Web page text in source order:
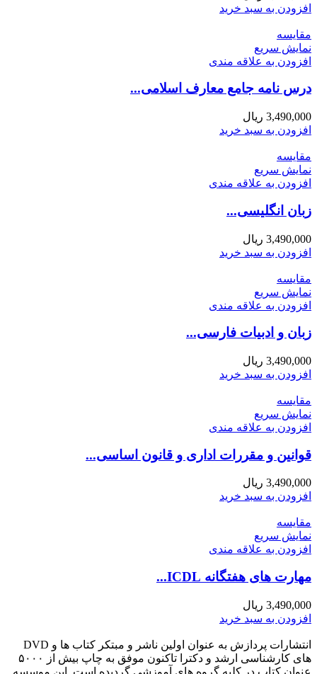
افزودن به سبد خرید
مقايسه
نمایش سریع
افزودن به علاقه مندی
درس نامه جامع معارف اسلامی...
3,490,000 ریال
افزودن به سبد خرید
مقايسه
نمایش سریع
افزودن به علاقه مندی
زبان انگلیسی...
3,490,000 ریال
افزودن به سبد خرید
مقايسه
نمایش سریع
افزودن به علاقه مندی
زبان و ادبیات فارسی...
3,490,000 ریال
افزودن به سبد خرید
مقايسه
نمایش سریع
افزودن به علاقه مندی
قوانین و مقررات اداری و قانون اساسی...
3,490,000 ریال
افزودن به سبد خرید
مقايسه
نمایش سریع
افزودن به علاقه مندی
مهارت های هفتگانه ICDL...
3,490,000 ریال
افزودن به سبد خرید
انتشارات پردازش به عنوان اولین ناشر و مبتکر کتاب ها و DVD
های کارشناسی ارشد و دکترا تاکنون موفق به چاپ بیش از ۵۰۰۰
عنوان کتاب در کلیه گروه های آموزشی گردیده است. این موسسه